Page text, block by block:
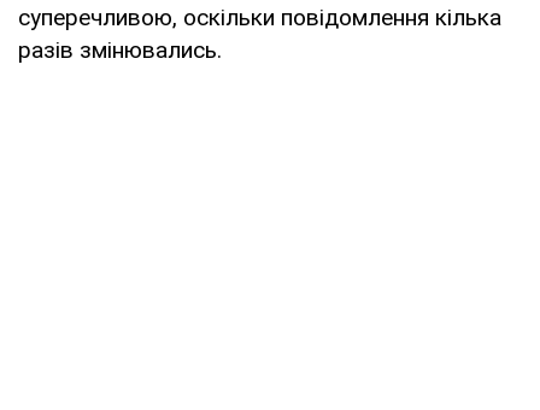
суперечливою, оскільки повідомлення кілька
разів змінювались.